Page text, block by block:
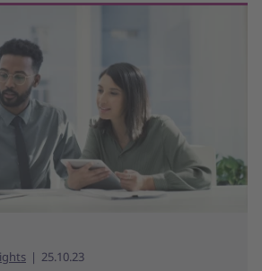
25.10.23